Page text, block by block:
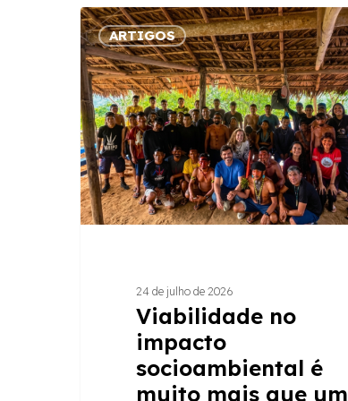
Hit enter to search or ESC to close
Viabilidade
no
impacto
socioambiental
é
muito
mais
que
um
cálculo
ARTIGOS
24 de julho de 2026
Viabilidade no
impacto
socioambiental é
muito mais que um